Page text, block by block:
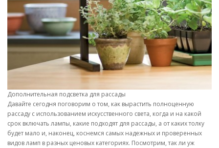
Дополнительная подсветка для рассады
Давайте сегодня поговорим о том, как вырастить полноценную
рассаду с использованием искусственного света, когда и на какой
срок включать лампы, какие подходят для рассады, а от каких толку
будет мало и, наконец, коснемся самых надежных и проверенных
видов ламп в разных ценовых категориях. Посмотрим, так ли уж